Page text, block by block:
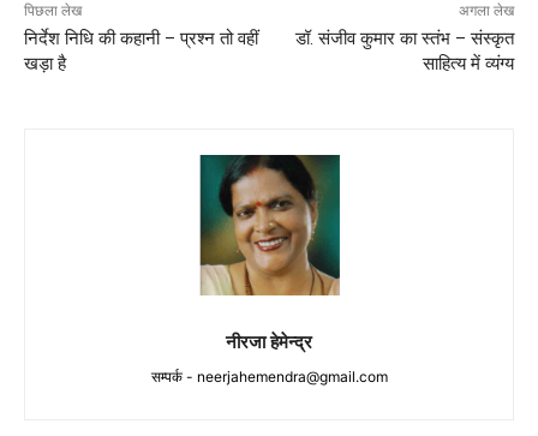
पिछला लेख
निर्देश निधि की कहानी – प्रश्न तो वहीं
खड़ा है
अगला लेख
डॉ. संजीव कुमार का स्तंभ – संस्कृत
साहित्य में व्यंग्य
नीरजा हेमेन्द्र
सम्पर्क - neerjahemendra@gmail.com